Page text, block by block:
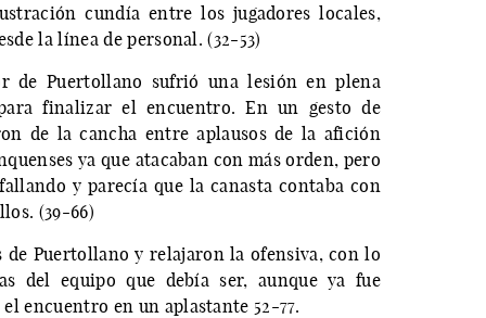
cundía entre los jugadores locales,
la línea de personal. (32-53)
de Puertollano sufrió una lesión en plena
finalizar el encuentro. En un gesto de
de la cancha entre aplausos de la afición
ya que atacaban con más orden, pero
y parecía que la canasta contaba con
(39-66)
Puertollano y relajaron la ofensiva, con lo
del equipo que debía ser, aunque ya fue
encuentro en un aplastante 52-77.